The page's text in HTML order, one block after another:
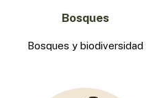
Bosques
Bosques y biodiversidad